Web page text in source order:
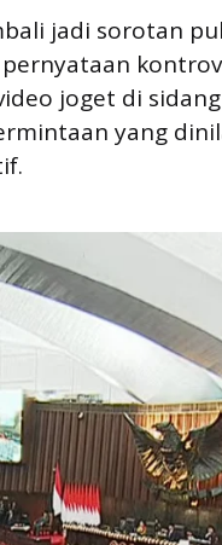
jadi sorotan
joget di
yang